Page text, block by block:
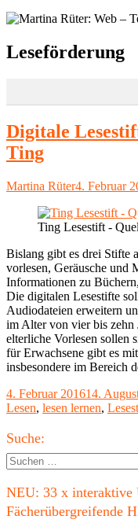
Schlagwort:
Leseförderung
Digitale
Ting
Autor
Martina Rüter4. Februar
Ting Lesestift -
Bislang gibt es drei Stifte
vorlesen, Geräusche und
Informationen zu
Die digitalen Lesestifte
Audiodateien erweitern
im Alter von vier bis zehn
elterliche Vorlesen sollen
für Erwachsene gibt es
insbesondere im Bereich
Veröffentlicht
am
4. Februar 201614.
Lesen, lesen lernen,
Haupt-
Seitenleiste
Suche:
Suchen
nach:
NEU: 33 x interaktive
Fächerübergreifende